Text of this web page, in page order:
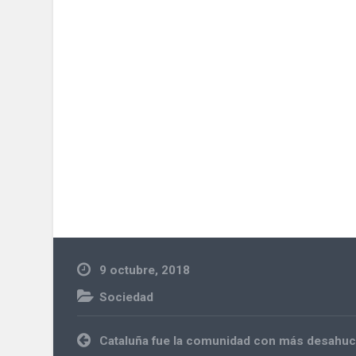
9 octubre, 2018
Sociedad
Navegación
de
Cataluña fue la comunidad con más